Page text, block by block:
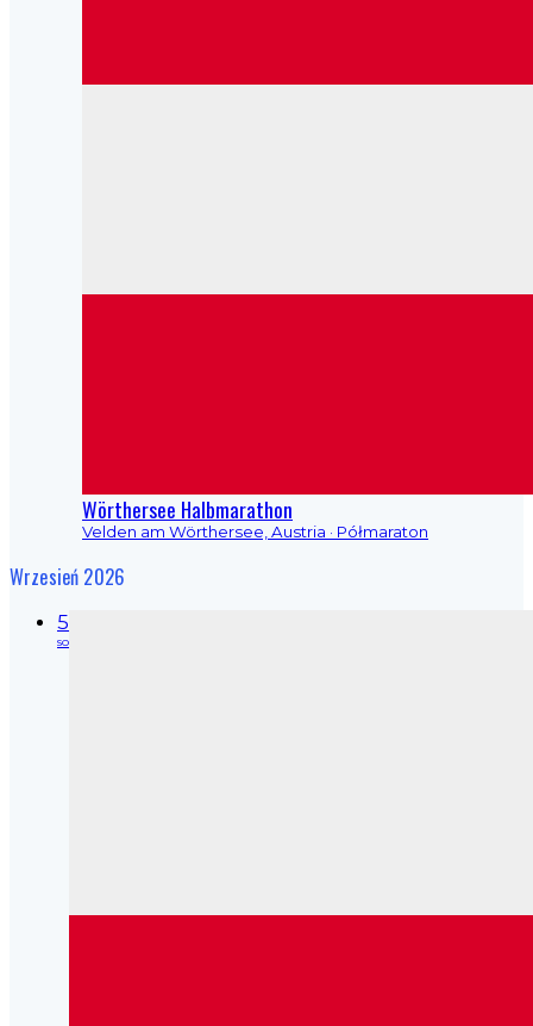
Wörthersee Halbmarathon
Velden am Wörthersee, Austria · Półmaraton
Wrzesień 2026
5
so